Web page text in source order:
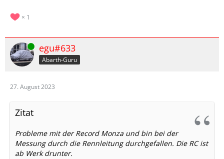
1
Online egu#633
Abarth-Guru
27. August 2023
Zitat
Probleme mit der Record Monza und bin bei der
Messung durch die Rennleitung durchgefallen. Die RC ist
ab Werk drunter.